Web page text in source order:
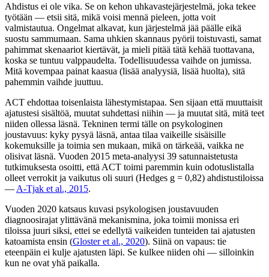
Ahdistus ei ole vika. Se on kehon uhkavastejärjestelmä, joka tekee
työtään — etsii sitä, mikä voisi mennä pieleen, jotta voit
valmistautua. Ongelmat alkavat, kun järjestelmä jää päälle eikä
suostu sammumaan. Sama uhkien skannaus pyörii toistuvasti, samat
pahimmat skenaariot kiertävät, ja mieli pitää tätä kehää tuottavana,
koska se tuntuu valppaudelta. Todellisuudessa vaihde on jumissa.
Mitä kovempaa painat kaasua (lisää analyysiä, lisää huolta), sitä
pahemmin vaihde juuttuu.
ACT ehdottaa toisenlaista lähestymistapaa. Sen sijaan että muuttaisit
ajatustesi sisältöä, muutat suhdettasi niihin — ja muutat sitä, mitä teet
niiden ollessa läsnä. Tekninen termi tälle on psykologinen
joustavuus: kyky pysyä läsnä, antaa tilaa vaikeille sisäisille
kokemuksille ja toimia sen mukaan, mikä on tärkeää, vaikka ne
olisivat läsnä. Vuoden 2015 meta-analyysi 39 satunnaistetusta
tutkimuksesta osoitti, että ACT toimi paremmin kuin odotuslistalla
olleet verrokit ja vaikutus oli suuri (Hedges g = 0,82) ahdistustiloissa
— A-Tjak et al., 2015.
Vuoden 2020 katsaus kuvasi psykologisen joustavuuden
diagnoosirajat ylittävänä mekanismina, joka toimii monissa eri
tiloissa juuri siksi, ettei se edellytä vaikeiden tunteiden tai ajatusten
katoamista ensin (Gloster et al., 2020). Siinä on vapaus: tie
eteenpäin ei kulje ajatusten läpi. Se kulkee niiden ohi — silloinkin
kun ne ovat yhä paikalla.